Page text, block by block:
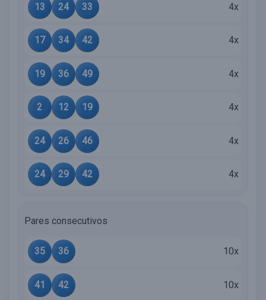
13 24 33 4x
17 34 42 4x
19 36 49 4x
2 12 19 4x
24 26 46 4x
24 29 42 4x
Pares consecutivos
35 36 10x
41 42 10x